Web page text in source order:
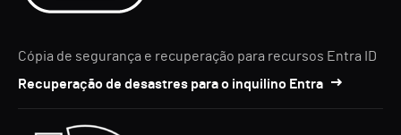
Cópia de segurança e recuperação para recursos Entra ID
Recuperação de desastres para o inquilino Entra